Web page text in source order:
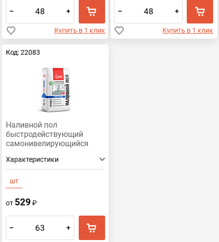
– +
Купить в 1 клик
– +
Купить в 1 клик
Код: 22083
Наливной пол
быстродействующий
самонивелирующийся
Характеристики
шт
от 529 ₽
– +